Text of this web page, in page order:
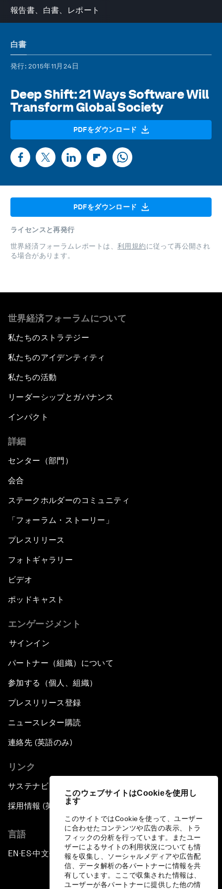
このウェブサイトはCookieを使用し
ます
このサイトではCookieを使って、ユーザー
に合わせたコンテンツや広告の表示、トラ
フィックの分析を行っています。またユー
ザーによるサイトの利用状況についても情
報を収集し、ソーシャルメディアや広告配
信、データ解析の各パートナーに情報を共
有しています。ここで収集された情報は、
ユーザーが各パートナーに提供した他の情
報告書、白書、レポート
白書
発行: 2015年11月24日
Deep Shift: 21 Ways Software Will
Transform Global Society
PDFをダウンロード
PDFをダウンロード
ライセンスと再発行
世界経済フォーラムレポートは、 利用規約に従って再公開され
る場合があります。
世界経済フォーラムについて
私たちのストラテジー
私たちのアイデンティティ
私たちの活動
リーダーシップとガバナンス
インパクト
詳細
センター（部門）
会合
ステークホルダーのコミュニティ
「フォーラム・ストーリー」
プレスリリース
フォトギャラリー
ビデオ
ポッドキャスト
エンゲージメント
サインイン
パートナー（組織）について
参加する（個人、組織）
プレスリリース登録
ニュースレター購読
連絡先 (英語のみ)
リンク
サステナビリティへの取り組み
採用情報 (英語のみ)
言語
EN ▪ ES▪中文▪ 日本語